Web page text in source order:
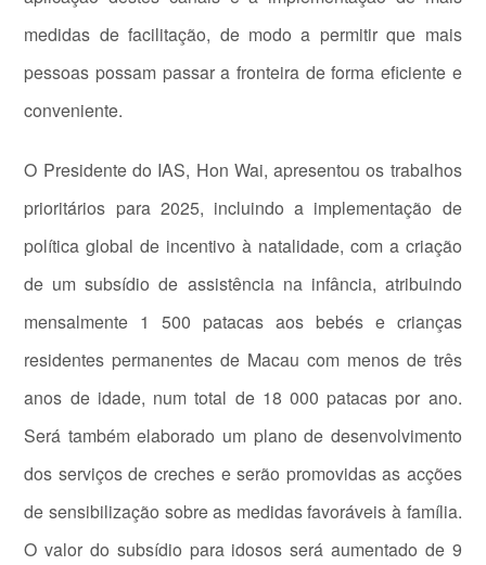
medidas de facilitação, de modo a permitir que mais
pessoas possam passar a fronteira de forma eficiente e
conveniente.
O Presidente do IAS, Hon Wai, apresentou os trabalhos
prioritários para 2025, incluindo a implementação de
política global de incentivo à natalidade, com a criação
de um subsídio de assistência na infância, atribuindo
mensalmente 1 500 patacas aos bebés e crianças
residentes permanentes de Macau com menos de três
anos de idade, num total de 18 000 patacas por ano.
Será também elaborado um plano de desenvolvimento
dos serviços de creches e serão promovidas as acções
de sensibilização sobre as medidas favoráveis à família.
O valor do subsídio para idosos será aumentado de 9